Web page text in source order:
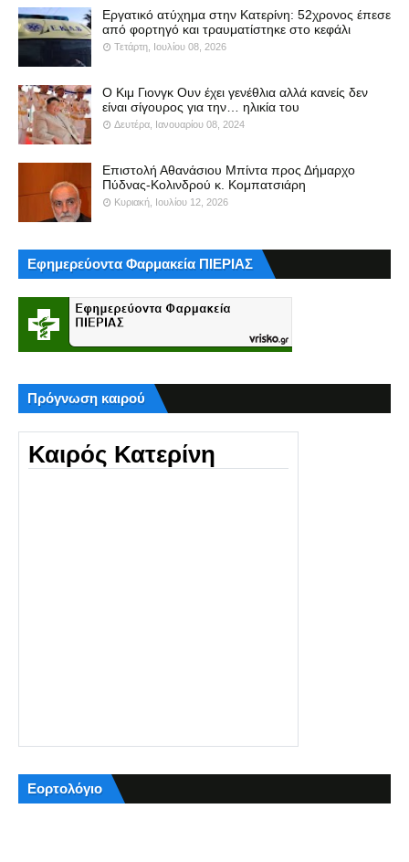
Εργατικό ατύχημα στην Κατερίνη: 52χρονος έπεσε
από φορτηγό και τραυματίστηκε στο κεφάλι
Τετάρτη, Ιουλίου 08, 2026
Ο Κιμ Γιονγκ Ουν έχει γενέθλια αλλά κανείς δεν
είναι σίγουρος για την… ηλικία του
Δευτέρα, Ιανουαρίου 08, 2024
Επιστολή Αθανάσιου Μπίντα προς Δήμαρχο
Πύδνας-Κολινδρού κ. Κομπατσιάρη
Κυριακή, Ιουλίου 12, 2026
Εφημερεύοντα Φαρμακεία ΠΙΕΡΙΑΣ
Πρόγνωση καιρού
Καιρός Κατερίνη
Εορτολόγιο